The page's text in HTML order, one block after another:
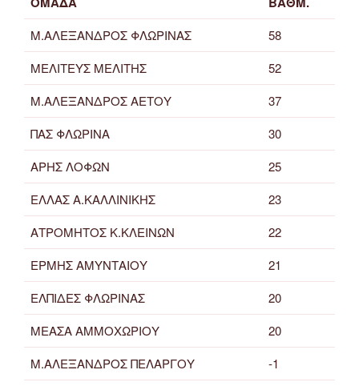
Μ.ΑΛΕΞΑΝΔΡΟΣ ΦΛΩΡΙΝΑΣ
58
ΜΕΛΙΤΕΥΣ ΜΕΛΙΤΗΣ
52
Μ.ΑΛΕΞΑΝΔΡΟΣ ΑΕΤΟΥ
37
ΠΑΣ ΦΛΩΡΙΝΑ
30
ΑΡΗΣ ΛΟΦΩΝ
25
ΕΛΛΑΣ Α.ΚΑΛΛΙΝΙΚΗΣ
23
ΑΤΡΟΜΗΤΟΣ Κ.ΚΛΕΙΝΩΝ
22
ΕΡΜΗΣ ΑΜΥΝΤΑΙΟΥ
21
ΕΛΠΙΔΕΣ ΦΛΩΡΙΝΑΣ
20
ΜΕΑΣΑ ΑΜΜΟΧΩΡΙΟΥ
20
Μ.ΑΛΕΞΑΝΔΡΟΣ ΠΕΛΑΡΓΟΥ
-1